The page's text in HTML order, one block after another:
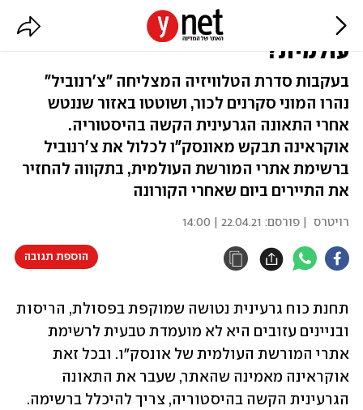
צ'רנוביל יהפוך לאתר מורשת
עולמית?
בעקבות סדרת הטלוויזיה המצליחה "צ'רנוביל"
נהרו המוני סקרנים לכור, ושוטטו באזור שננטש
אחרי התאונה הגרעינית הקשה בהיסטוריה.
אוקראינה תבקש מאונסק"ו לכלול את צ'רנוביל
ברשימת אתרי המורשת העולמית, בתקווה להחזיר
את התיירים ביום שאחרי הקורונה
רויטרס | פורסם: 22.04.21 | 14:00
הוספת תגובה
הגרעינית הקשה בהיסטוריה, צריך להיכלל ברשימה.